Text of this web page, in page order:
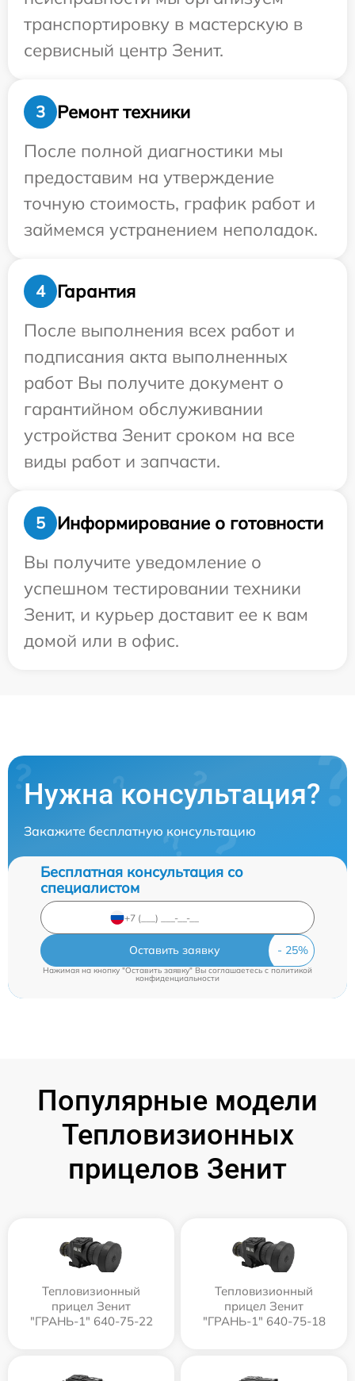
транспортировку в мастерскую в
сервисный центр Зенит.
3
Ремонт техники
После полной диагностики мы
предоставим на утверждение
точную стоимость, график работ и
займемся устранением неполадок.
4
Гарантия
После выполнения всех работ и
подписания акта выполненных
работ Вы получите документ о
гарантийном обслуживании
устройства Зенит сроком на все
виды работ и запчасти.
5
Информирование о готовности
Вы получите уведомление о
успешном тестировании техники
Зенит, и курьер доставит ее к вам
домой или в офис.
Нужна консультация?
Закажите бесплатную консультацию
Бесплатная консультация со
специалистом
Оставить заявку
Нажимая на кнопку "Оставить заявку" Вы соглашаетесь c политикой
конфиденциальности
Популярные модели
Тепловизионных
прицелов Зенит
Тепловизионный
прицел Зенит
"ГРАНЬ-1" 640-75-22
Тепловизионный
прицел Зенит
"ГРАНЬ-1" 640-75-18